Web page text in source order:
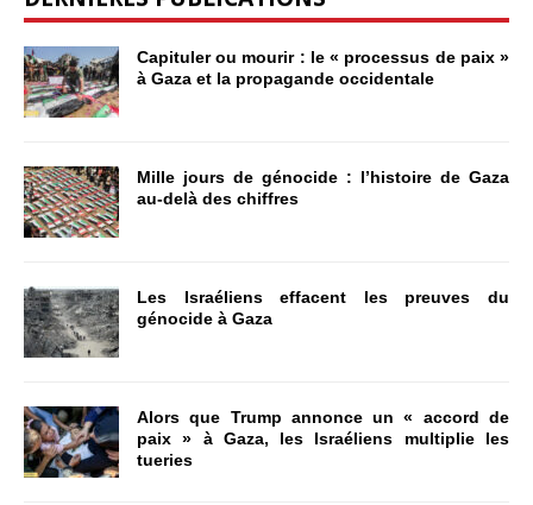
Capituler ou mourir : le « processus de paix »
à Gaza et la propagande occidentale
Mille jours de génocide : l’histoire de Gaza
au-delà des chiffres
Les Israéliens effacent les preuves du
génocide à Gaza
Alors que Trump annonce un « accord de
paix » à Gaza, les Israéliens multiplie les
tueries